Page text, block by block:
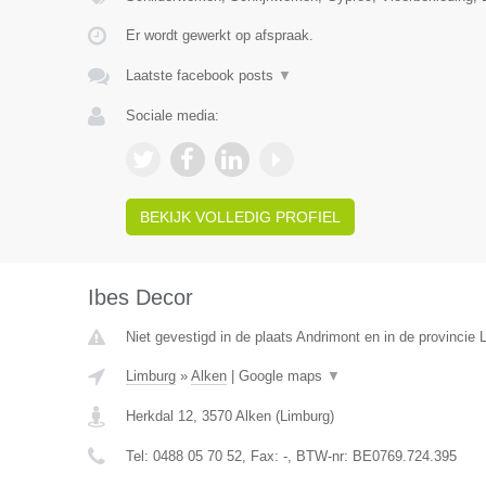
Er wordt gewerkt op afspraak.
Laatste facebook posts ▼
Sociale media:
BEKIJK VOLLEDIG PROFIEL
Ibes Decor
Niet gevestigd in de plaats Andrimont en in de provincie
Limburg» Alken| Google maps ▼
Herkdal 12, 3570 Alken(Limburg)
Tel: 0488 05 70 52, Fax: -, BTW-nr: BE0769.724.395